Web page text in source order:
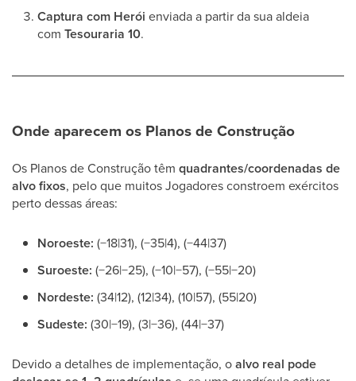
Captura com Herói enviada a partir da sua aldeia
com Tesouraria 10.
Onde aparecem os Planos de Construção
Os Planos de Construção têm quadrantes/coordenadas de
alvo fixos, pelo que muitos Jogadores constroem exércitos
perto dessas áreas:
Noroeste: (−18|31), (−35|4), (−44|37)
Suroeste: (−26|−25), (−10|−57), (−55|−20)
Nordeste: (34|12), (12|34), (10|57), (55|20)
Sudeste: (30|−19), (3|−36), (44|−37)
Devido a detalhes de implementação, oalvo real pode